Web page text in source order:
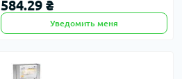
584.29 ₴
Уведомить меня